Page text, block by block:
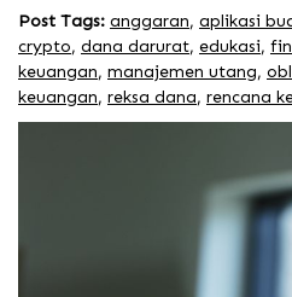
Post Tags: anggaran, aplikasi
crypto, dana darurat, edukasi,
keuangan, manajemen utang,
keuangan, reksa dana, rencana